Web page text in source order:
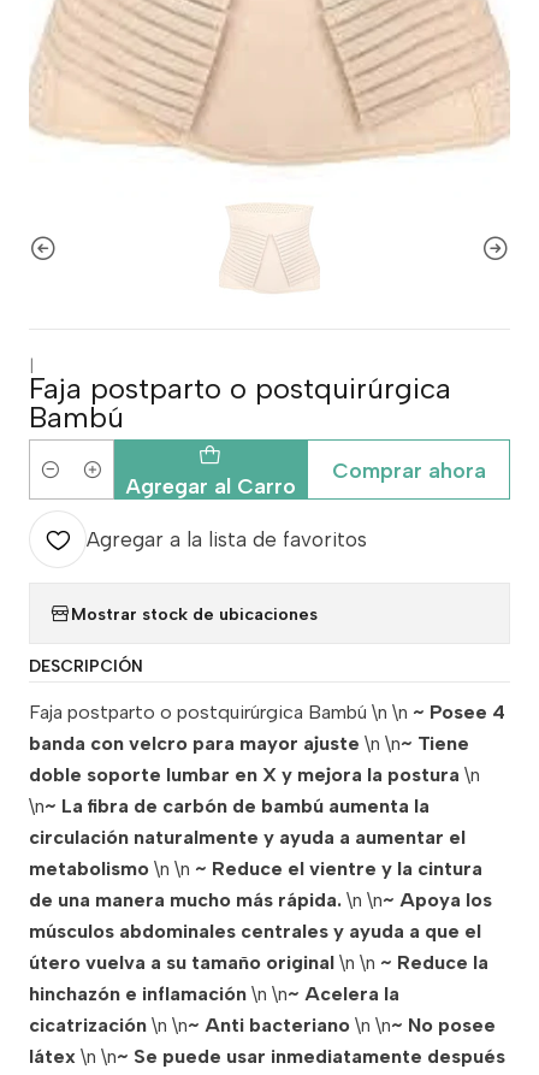
Faja postparto o postquirúrgica
Bambú
Cantidad Agregar al Carro
Comprar ahora
Agregar a la lista de favoritos
Mostrar stock de ubicaciones
DESCRIPCIÓN
Faja postparto o postquirúrgica Bambú \n \n ~ Posee 4
banda con velcro para mayor ajuste \n \n~ Tiene
doble soporte lumbar en X y mejora la postura \n
\n~ La fibra de carbón de bambú aumenta la
circulación naturalmente y ayuda a aumentar el
metabolismo \n \n ~ Reduce el vientre y la cintura
de una manera mucho más rápida. \n \n~ Apoya los
músculos abdominales centrales y ayuda a que el
útero vuelva a su tamaño original \n \n ~ Reduce la
hinchazón e inflamación \n \n~ Acelera la
cicatrización \n \n~ Anti bacteriano \n \n~ No posee
látex \n \n~ Se puede usar inmediatamente después